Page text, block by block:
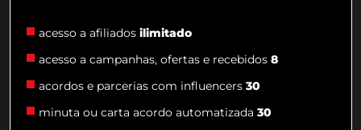
acesso a afiliados ilimitado
acesso a campanhas, ofertas e recebidos 8
acordos e parcerias com influencers 30
minuta ou carta acordo automatizada 30